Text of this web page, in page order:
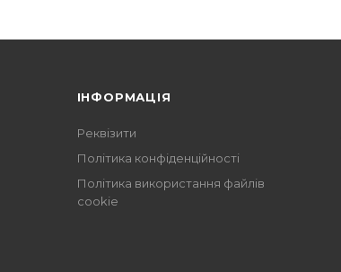
ІНФОРМАЦІЯ
Реквізити
Політика конфіденційності
Політика використання файлів
cookie